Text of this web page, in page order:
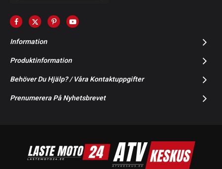
Information
Produktinformation
Behöver Du Hjälp? / Våra Kontaktuppgifter
Prenumerera På Nyhetsbrevet